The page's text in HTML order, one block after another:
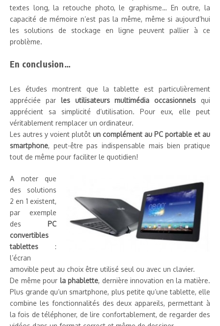
textes long, la retouche photo, le graphisme… En outre, la
capacité de mémoire n’est pas la même, même si aujourd’hui
les solutions de stockage en ligne peuvent pallier à ce
problème.
En conclusion…
Les études montrent que la tablette est particulièrement
appréciée par les utilisateurs multimédia occasionnels qui
apprécient sa simplicité d’utilisation. Pour eux, elle peut
véritablement remplacer un ordinateur.
Les autres y voient plutôt un complément au PC portable et au
smartphone, peut-être pas indispensable mais bien pratique
tout de même pour faciliter le quotidien!
A noter que
des solutions
2 en 1 existent,
par exemple
des PC
convertibles
tablettes :
l’écran
amovible peut au choix être utilisé seul ou avec un clavier.
De même pour la phablette, dernière innovation en la matière.
Plus grande qu’un smartphone, plus petite qu’une tablette, elle
combine les fonctionnalités des deux appareils, permettant à
la fois de téléphoner, de lire confortablement, de regarder des